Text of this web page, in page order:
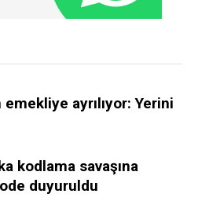
ayrılıyor: Yerini
kodlama savaşına
duyuruldu